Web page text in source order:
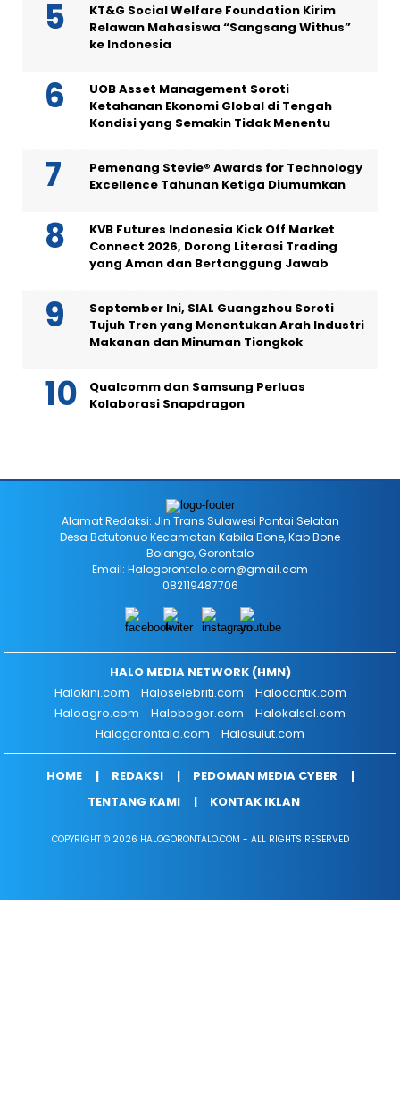
KT&G Social Welfare Foundation Kirim
Relawan Mahasiswa “Sangsang Withus”
ke Indonesia
UOB Asset Management Soroti
Ketahanan Ekonomi Global di Tengah
Kondisi yang Semakin Tidak Menentu
Pemenang Stevie® Awards for Technology
Excellence Tahunan Ketiga Diumumkan
KVB Futures Indonesia Kick Off Market
Connect 2026, Dorong Literasi Trading
yang Aman dan Bertanggung Jawab
September Ini, SIAL Guangzhou Soroti
Tujuh Tren yang Menentukan Arah Industri
Makanan dan Minuman Tiongkok
Qualcomm dan Samsung Perluas
Kolaborasi Snapdragon
Alamat Redaksi: Jln Trans Sulawesi Pantai Selatan
Desa Botutonuo Kecamatan Kabila Bone, Kab Bone
Bolango, Gorontalo
Email: Halogorontalo.com@gmail.com
082119487706
HALO MEDIA NETWORK (HMN)
Halokini.com
Haloselebriti.com
Halocantik.com
Haloagro.com
Halobogor.com
Halokalsel.com
Halogorontalo.com
Halosulut.com
HOME REDAKSI
PEDOMAN MEDIA CYBER
TENTANG KAMI
KONTAK IKLAN
COPYRIGHT © 2026 HALOGORONTALO.COM - ALL RIGHTS RESERVED